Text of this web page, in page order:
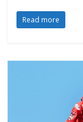
Read more